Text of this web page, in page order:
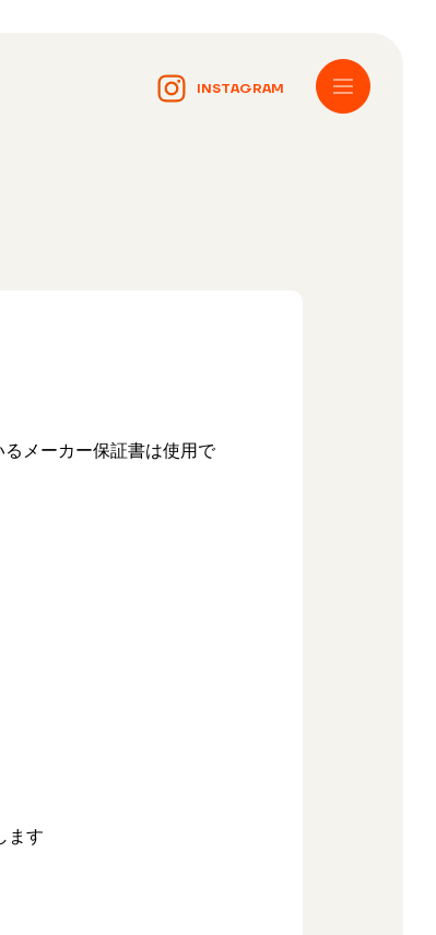
INSTAGRAM
るメーカー保証書は使用で
ます